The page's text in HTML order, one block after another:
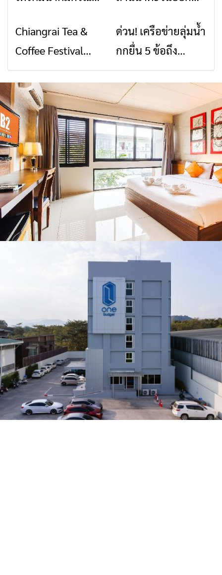
สัญญาณขาด การ
สื่อสารต้องไม่หยุด
สินค้าเด่น และเสน่ห์
วัฒนธรรมจาก 4
จังหวัด เชียงราย
พะเยา แพร่ และ
น่าน พร้อมชม
คอนเสิร์ตจากศิลปิน
ชื่อดังตลอด 5 วัน
ข่าวเชียงราย
Chiangrai Tea &
Coffee Festival
2026
ข่าวเชียงราย
ด่วน! เครือข่ายลุ่มน้ำ
กกยื่น 5 ข้อถึง
รัฐบาล จี้นายกฯ ลง
เชียงราย แก้วิกฤต
สารปนเปื้อนต้นน้ำ